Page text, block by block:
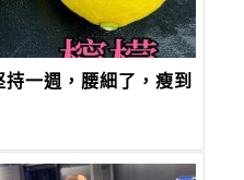
一週，腰細了，瘦到